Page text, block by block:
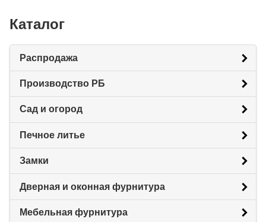
Каталог
Распродажа
Производство РБ
Сад и огород
Печное литье
Замки
Дверная и оконная фурнитура
Мебельная фурнитура